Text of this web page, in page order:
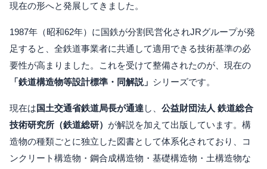
現在の形へと発展してきました。
1987年（昭和62年）に国鉄が分割民営化されJRグループが発
足すると、全鉄道事業者に共通して適用できる技術基準の必
要性が高まりました。これを受けて整備されたのが、現在の
「鉄道構造物等設計標準・同解説」 シリーズです。
現在は国土交通省鉄道局長が通達し、 公益財団法人 鉄道総合
技術研究所（鉄道総研） が解説を加えて出版しています。構
造物の種類ごとに独立した図書として体系化されており、コ
ンクリート構造物・鋼合成構造物・基礎構造物・土構造物な